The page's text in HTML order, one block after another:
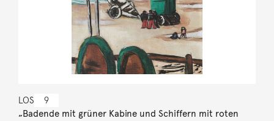
LOS 9
„Badende mit grüner Kabine und Schiffern mit roten